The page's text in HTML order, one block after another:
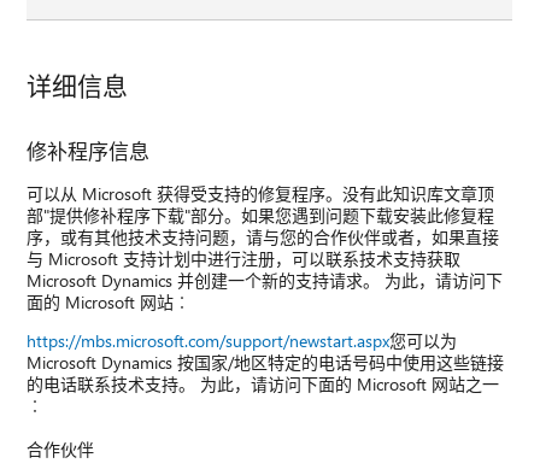
详细信息
修补程序信息
可以从 Microsoft 获得受支持的修复程序。没有此知识库文章顶
部"提供修补程序下载"部分。如果您遇到问题下载安装此修复程
序，或有其他技术支持问题，请与您的合作伙伴或者，如果直接
与 Microsoft 支持计划中进行注册，可以联系技术支持获取
Microsoft Dynamics 并创建一个新的支持请求。 为此，请访问下
面的 Microsoft 网站︰
https://mbs.microsoft.com/support/newstart.aspx您可以为
Microsoft Dynamics 按国家/地区特定的电话号码中使用这些链接
的电话联系技术支持。 为此，请访问下面的 Microsoft 网站之一
︰
合作伙伴